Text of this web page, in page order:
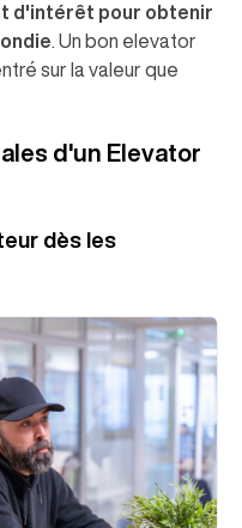
d'intérêt pour obtenir
. Un bon elevator
sur la valeur que
d'un Elevator
dès les